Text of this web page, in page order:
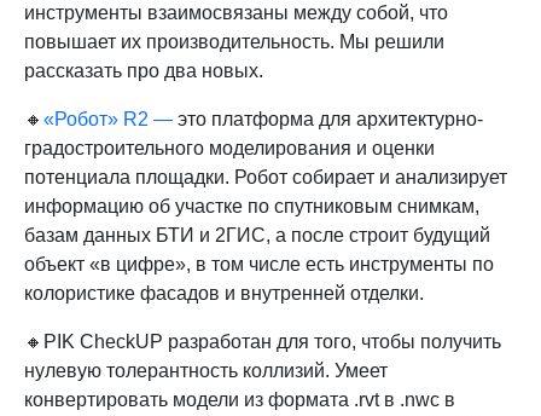
инструменты взаимосвязаны между собой, что
повышает их производительность. Мы решили
рассказать про два новых.
🔸 «Робот» R2 — это платформа для архитектурно-
градостроительного моделирования и оценки
потенциала площадки. Робот собирает и анализирует
информацию об участке по спутниковым снимкам,
базам данных БТИ и 2ГИС, а после строит будущий
объект «в цифре», в том числе есть инструменты по
колористике фасадов и внутренней отделки.
🔸PIK СheckUP разработан для того, чтобы получить
нулевую толерантность коллизий. Умеет
конвертировать модели из формата .rvt в .nwc в